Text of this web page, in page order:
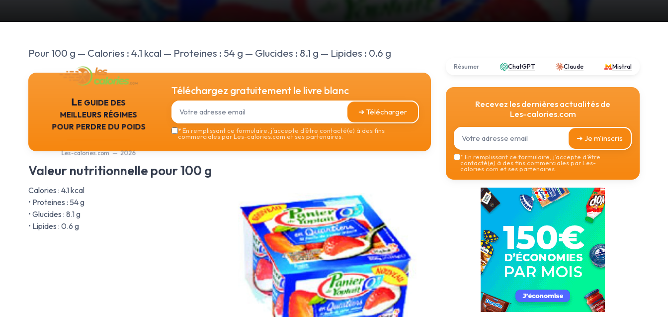
Pour 100 g — Calories : 4.1 kcal — Proteines : 54 g — Glucides : 8.1 g — Lipides : 0.6 g
Le guide des
meilleurs régimes
pour perdre du poids
Les-calories.com — 2026
Téléchargez gratuitement le livre blanc
➔ Télécharger
*En remplissant ce formulaire, j’accepte d’être contacté(e) à des fins
commerciales par Les-calories.com et ses partenaires.
Valeur nutritionnelle pour 100 g
Calories : 4.1 kcal
• Proteines : 54 g
• Glucides : 8.1 g
• Lipides : 0.6 g
Résumer ChatGPT Claude Mistral
Recevez les dernières actualités de
Les-calories.com
➔ Je m'inscris
*En remplissant ce formulaire, j’accepte d’être
contacté(e) à des fins commerciales par Les-
calories.com et ses partenaires.